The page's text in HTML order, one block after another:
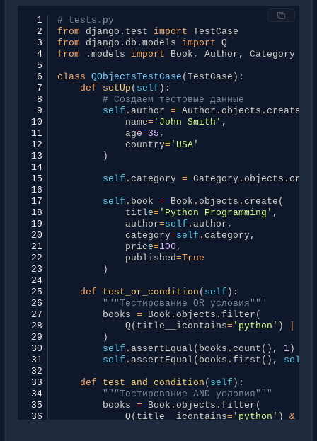
1
# tests.py
2
from django.test import TestCase
3
from django.db.models import Q
4
from .models import Book , Author ,
Category
5
6
class QObjectsTestCase ( TestCase ):
7
def setUp ( self ):
8
# Создаем тестовые данные
9
self . author = Author . objects . create
10
name= 'John Smith' ,
11
age=35 ,
12
country= 'USA'
13
)
14
15
self . category = Category. objects .
16
17
self . book = Book . objects . create (
18
title= 'Python Programming' ,
19
author=self . author ,
20
category=self . category,
21
price=100 ,
22
published=True
23
)
24
25
def test_or_condition ( self ):
26
"""Тестирование OR условия"""
27
books = Book . objects . filter (
28
Q ( title__icontains= 'python' )
29
)
30
self . assertEqual ( books . count (), 1)
31
self . assertEqual ( books . first (), self
32
33
def test_and_condition ( self ):
34
"""Тестирование AND условия"""
35
books = Book . objects . filter (
36
Q ( title__icontains= 'python' ) &